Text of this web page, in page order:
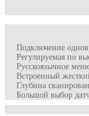
Подключение
Регулируемая по
Русскоязычное
Встроенный
Глубина
Большой выбор